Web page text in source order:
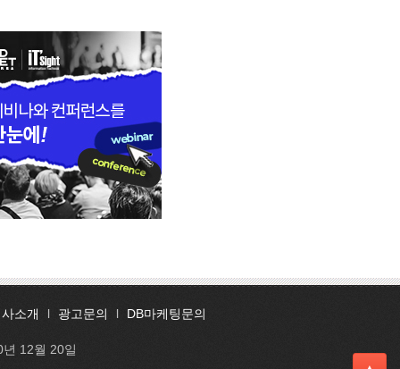
소개 l 광고문의 l DB마케팅문의
12월 20일